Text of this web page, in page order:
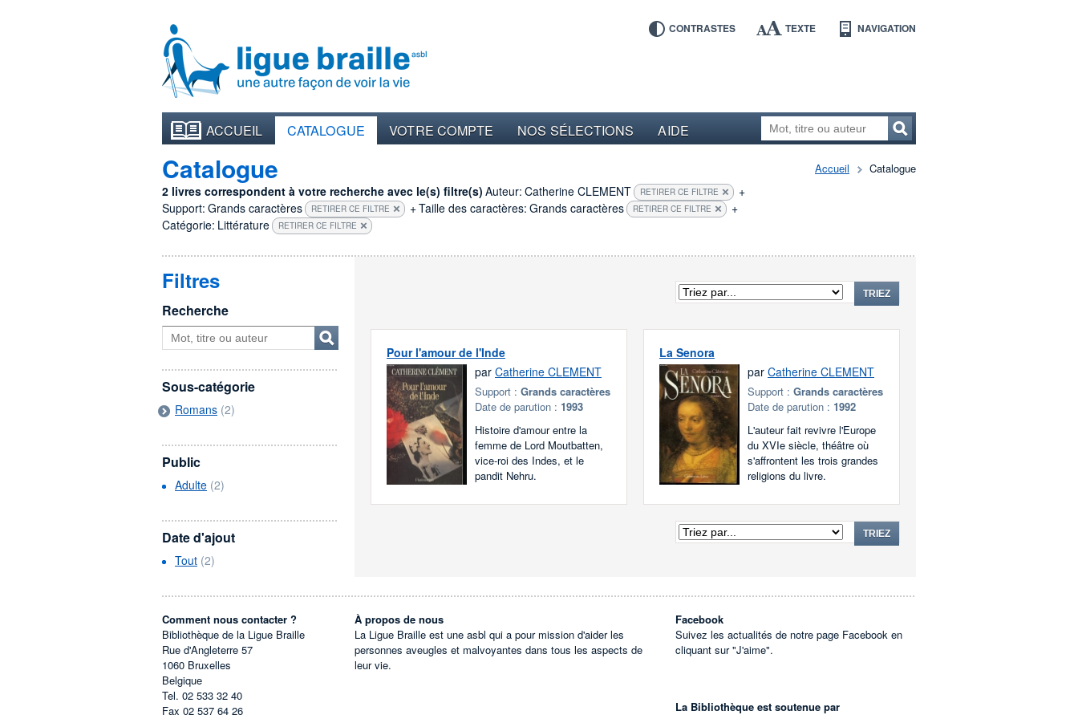
CONTRASTES TEXTE NAVIGATION
ACCUEIL CATALOGUE VOTRE COMPTE NOS SÉLECTIONS AIDE
Accueil Catalogue
Catalogue
2 livres correspondent à votre recherche avec le(s) filtre(s) Auteur: Catherine CLEMENT RETIRER CE FILTRE
+
Support: Grands caractères RETIRER CE FILTRE +Taille des caractères: Grands caractères RETIRER CE FILTRE
+
Catégorie: Littérature RETIRER CE FILTRE
TRIEZ
Pour l'amour de l'Inde
parCatherine CLEMENT
Support :Grands caractères
Date de parution : 1993
Histoire d'amour entre la
femme de Lord Moutbatten,
vice-roi des Indes, et le
pandit Nehru.
La Senora
par Catherine CLEMENT
Support : Grands caractères
Date de parution : 1992
L'auteur fait revivre l'Europe
du XVIe siècle, théâtre où
s'affrontent les trois grandes
religions du livre.
TRIEZ
Filtres
Recherche
Sous-catégorie
Romans (2)
Public
Adulte (2)
Date d'ajout
Tout (2)
Comment nous contacter ?
Bibliothèque de la Ligue Braille
Rue d'Angleterre 57
1060 Bruxelles
Belgique
Tel. 02 533 32 40
Fax 02 537 64 26
À propos de nous
La Ligue Braille est une asbl qui a pour mission d'aider les
personnes aveugles et malvoyantes dans tous les aspects de
leur vie.
Facebook
Suivez les actualités de notre page Facebook en
cliquant sur "J'aime".
La Bibliothèque est soutenue par